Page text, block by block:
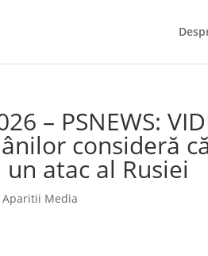
– PSNEWS:
consideră
atac al Rusiei
Aparitii Media